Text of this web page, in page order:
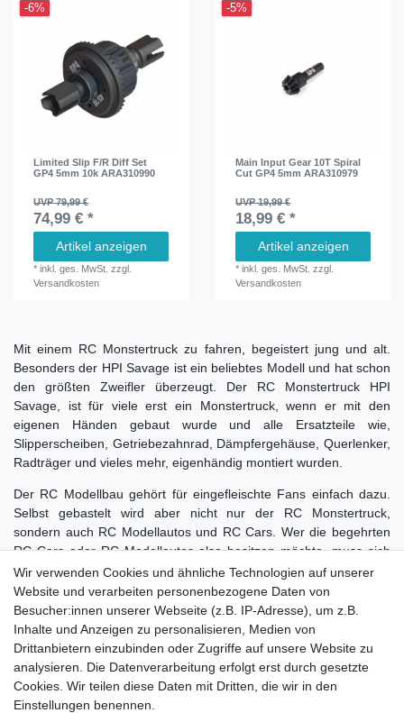
-6%
Limited Slip F/R Diff Set
GP4 5mm 10k ARA310990
UVP 79,99 €
74,99 € *
Artikel anzeigen
*inkl. ges. MwSt. zzgl.
Versandkosten
-5%
Main Input Gear 10T Spiral
Cut GP4 5mm ARA310979
UVP 19,99 €
18,99 € *
Artikel anzeigen
*inkl. ges. MwSt. zzgl.
Versandkosten
Mit einem RC Monstertruck zu fahren, begeistert jung und alt.
Besonders der HPI Savage ist ein beliebtes Modell und hat schon
den größten Zweifler überzeugt. Der RC Monstertruck HPI
Savage, ist für viele erst ein Monstertruck, wenn er mit den
eigenen Händen gebaut wurde und alle Ersatzteile wie,
Slipperscheiben, Getriebezahnrad, Dämpfergehäuse, Querlenker,
Radträger und vieles mehr, eigenhändig montiert wurden.
Der RC Modellbau gehört für eingefleischte Fans einfach dazu.
Selbst gebastelt wird aber nicht nur der RC Monstertruck,
sondern auch RC Modellautos und RC Cars. Wer die begehrten
RC Cars oder RC Modellautos also besitzen möchte, muss sich
mit dem Thema RC Modellbau erstmal etwas näher beschäftigen.
Wer bei einem RC Monstertruck oder RC Modellautos allerdings
keine Ahnung hat was Slipperscheiben, Getriebezahnrad,
Dämpfergehäuse, Querlenker, Radträger und Co. sind, ist beim
RC Modellbau völlig fehl am Platz. Wer denHPI Savagewirklich
selbst bauen möchte, sollte sich auch die nötigen Ersatzteile
besorgen, um bei eventuellen Schäden, sein Herzstück sofort
reparieren zu können.
Wir verwenden Cookies und ähnliche Technologien auf unserer
Website und verarbeiten personenbezogene Daten von
Besucher:innen unserer Webseite (z.B. IP-Adresse), um z.B.
Inhalte und Anzeigen zu personalisieren, Medien von
Drittanbietern einzubinden oder Zugriffe auf unsere Website zu
analysieren. Die Datenverarbeitung erfolgt erst durch gesetzte
Cookies. Wir teilen diese Daten mit Dritten, die wir in den
Einstellungen benennen.